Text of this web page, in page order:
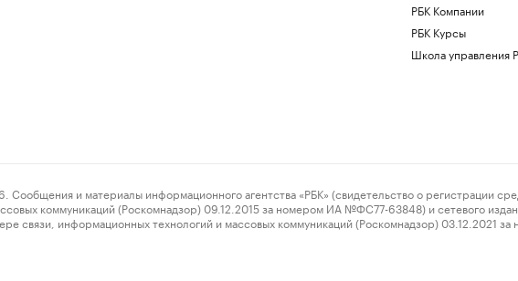
РБК Компании
РБК Курсы
Школа управления
и материалы информационного агентства «РБК» (свидетельство о регистрации
коммуникаций (Роскомнадзор) 09.12.2015 за номером ИА №ФС77-63848) и сетевого
связи, информационных технологий и массовых коммуникаций (Роскомнадзор) 03.12.2021